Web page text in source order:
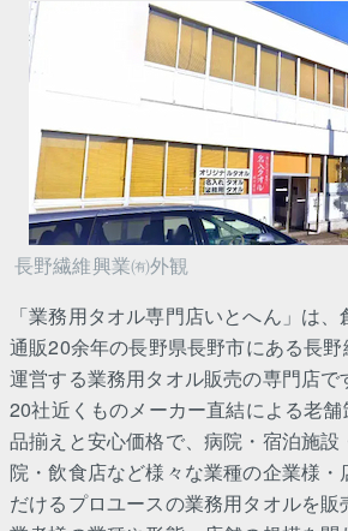
長野繊維興業㈲外観
「業務用タオル専門店いとへん」は
通販20余年の長野県長野市にある長
運営する業務用タオル販売の専門店で
20社近くものメーカー直結による老
品揃えと安心価格で、病院・宿泊施設
院・飲食店など様々な業種の企業様・
だけるプロユースの業務用タオルを販